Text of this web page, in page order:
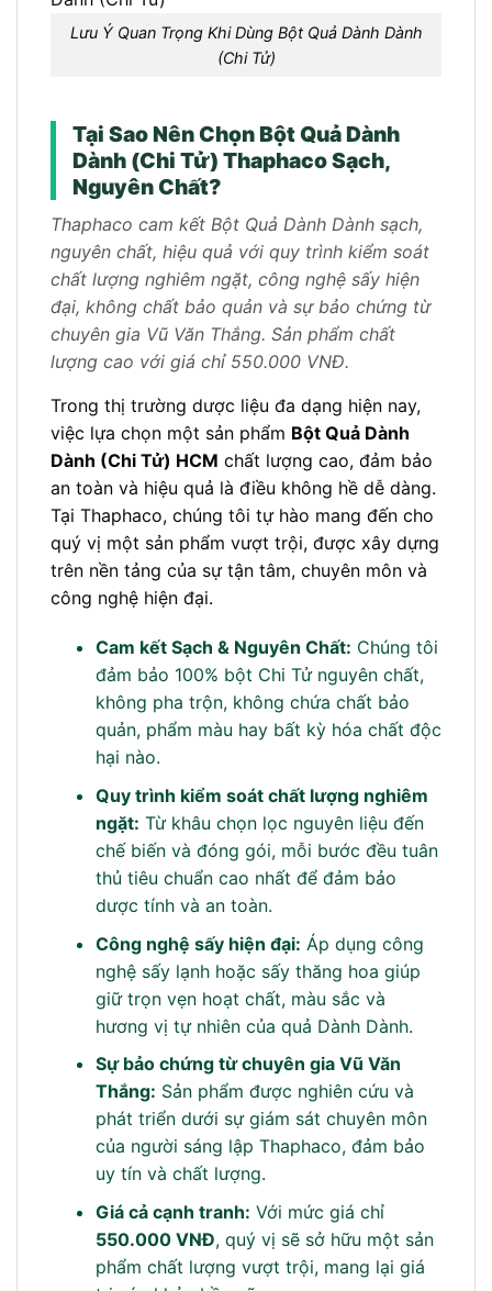
Lưu Ý Quan Trọng Khi Dùng Bột Quả Dành Dành
(Chi Tử)
Tại Sao Nên Chọn Bột Quả Dành
Dành (Chi Tử) Thaphaco Sạch,
Nguyên Chất?
Thaphaco cam kết Bột Quả Dành Dành sạch,
nguyên chất, hiệu quả với quy trình kiểm soát
chất lượng nghiêm ngặt, công nghệ sấy hiện
đại, không chất bảo quản và sự bảo chứng từ
chuyên gia Vũ Văn Thắng. Sản phẩm chất
lượng cao với giá chỉ 550.000 VNĐ.
Trong thị trường dược liệu đa dạng hiện nay,
việc lựa chọn một sản phẩm Bột Quả Dành
Dành (Chi Tử) HCM chất lượng cao, đảm bảo
an toàn và hiệu quả là điều không hề dễ dàng.
Tại Thaphaco, chúng tôi tự hào mang đến cho
quý vị một sản phẩm vượt trội, được xây dựng
trên nền tảng của sự tận tâm, chuyên môn và
công nghệ hiện đại.
Cam kết Sạch & Nguyên Chất: Chúng tôi
đảm bảo 100% bột Chi Tử nguyên chất,
không pha trộn, không chứa chất bảo
quản, phẩm màu hay bất kỳ hóa chất độc
hại nào.
Quy trình kiểm soát chất lượng nghiêm
ngặt: Từ khâu chọn lọc nguyên liệu đến
chế biến và đóng gói, mỗi bước đều tuân
thủ tiêu chuẩn cao nhất để đảm bảo
dược tính và an toàn.
Công nghệ sấy hiện đại: Áp dụng công
nghệ sấy lạnh hoặc sấy thăng hoa giúp
giữ trọn vẹn hoạt chất, màu sắc và
hương vị tự nhiên của quả Dành Dành.
Sự bảo chứng từ chuyên gia Vũ Văn
Thắng: Sản phẩm được nghiên cứu và
phát triển dưới sự giám sát chuyên môn
của người sáng lập Thaphaco, đảm bảo
uy tín và chất lượng.
Giá cả cạnh tranh: Với mức giá chỉ
550.000 VNĐ, quý vị sẽ sở hữu một sản
phẩm chất lượng vượt trội, mang lại giá